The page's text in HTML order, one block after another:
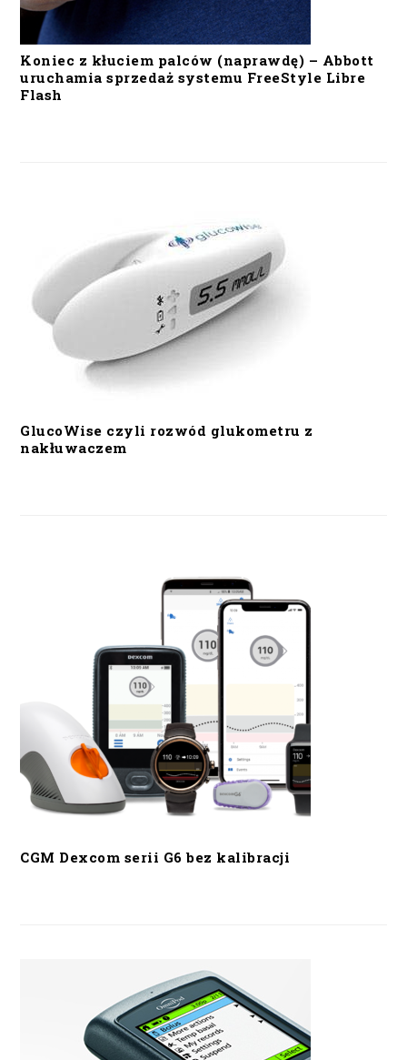
Koniec z kłuciem palców (naprawdę) – Abbott
uruchamia sprzedaż systemu FreeStyle Libre
Flash
GlucoWise czyli rozwód glukometru z
nakłuwaczem
CGM Dexcom serii G6 bez kalibracji